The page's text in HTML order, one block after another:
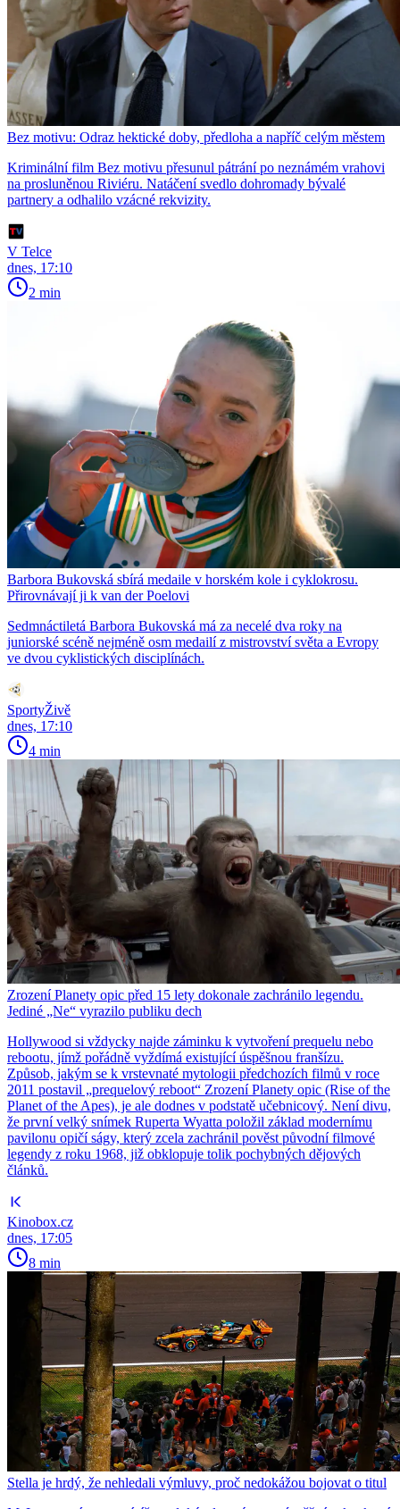
Bez motivu: Odraz hektické doby, předloha a napříč celým městem
Kriminální film Bez motivu přesunul pátrání po neznámém vrahovi
na prosluněnou Riviéru. Natáčení svedlo dohromady bývalé
partnery a odhalilo vzácné rekvizity.
V Telce
dnes, 17:10
2 min
Barbora Bukovská sbírá medaile v horském kole i cyklokrosu.
Přirovnávají ji k van der Poelovi
Sedmnáctiletá Barbora Bukovská má za necelé dva roky na
juniorské scéně nejméně osm medailí z mistrovství světa a Evropy
ve dvou cyklistických disciplínách.
SportyŽivě
dnes, 17:10
4 min
Zrození Planety opic před 15 lety dokonale zachránilo legendu.
Jediné „Ne“ vyrazilo publiku dech
Hollywood si vždycky najde záminku k vytvoření prequelu nebo
rebootu, jímž pořádně vyždímá existující úspěšnou franšízu.
Způsob, jakým se k vrstevnaté mytologii předchozích filmů v roce
2011 postavil „prequelový reboot“ Zrození Planety opic (Rise of the
Planet of the Apes), je ale dodnes v podstatě učebnicový. Není divu,
že první velký snímek Ruperta Wyatta položil základ modernímu
pavilonu opičí ságy, který zcela zachránil pověst původní filmové
legendy z roku 1968, již obklopuje tolik pochybných dějových
článků.
Kinobox.cz
dnes, 17:05
8 min
Stella je hrdý, že nehledali výmluvy, proč nedokážou bojovat o titul